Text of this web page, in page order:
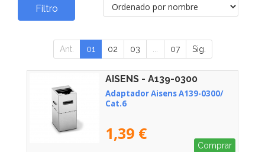
Filtro
Ant. 01 02 03 07 Sig.
AISENS - A139-0300
Adaptador Aisens A139-0300/
Cat.6
1,39 €
Comprar